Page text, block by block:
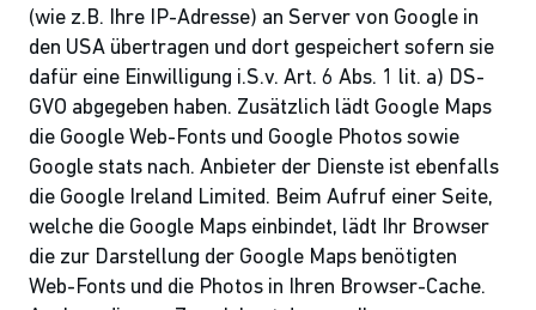
(wie z.B. Ihre IP-Adresse) an Server von Google in
den USA übertragen und dort gespeichert sofern sie
dafür eine Einwilligung i.S.v. Art. 6 Abs. 1 lit. a) DS-
GVO abgegeben haben. Zusätzlich lädt Google Maps
die Google Web-Fonts und Google Photos sowie
Google stats nach. Anbieter der Dienste ist ebenfalls
die Google Ireland Limited. Beim Aufruf einer Seite,
welche die Google Maps einbindet, lädt Ihr Browser
die zur Darstellung der Google Maps benötigten
Web-Fonts und die Photos in Ihren Browser-Cache.